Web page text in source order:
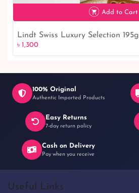
৳ 990
৳ 1,300
Add to Cart
Lindt Swiss Luxury Selection 195g
৳ 1,300
100% Original
Authentic Imported Products
Easy Returns
7-day return policy
Cash on Delivery
Pay when you receive
Useful Links